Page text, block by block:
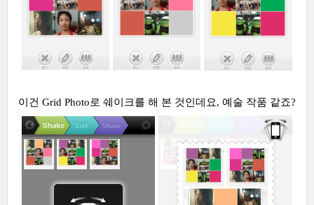
이건 Grid Photo로 쉐이크를 해 본 것인데요, 예술 작품 같죠?